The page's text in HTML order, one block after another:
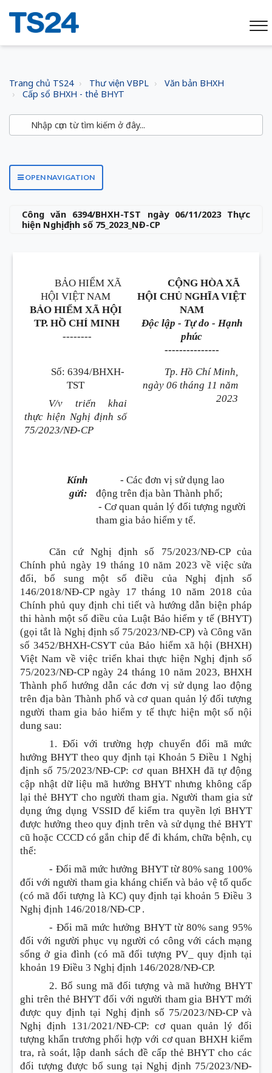
Trang chủ TS24 Thư viện VBPL
Văn bản BHXH
Cấp sổ BHXH - thẻ BHYT
OPEN NAVIGATION
Công văn 6394/BHXH-TST ngày 06/11/2023 Thực
hiện Nghị định số 75_2023_NĐ-CP
BẢO HIỂM XÃ
HỘI VIỆT NAM
BẢO HIỂM XÃ HỘI
TP. HỒ CHÍ MINH
--------
CỘNG HÒA XÃ
HỘI CHỦ NGHĨA VIỆT
NAM
Độc lập - Tự do - Hạnh
phúc
---------------
Số: 6394/BHXH-
TST
V/v triển khai
thực hiện Nghị định số
75/2023/NĐ-CP
Tp. Hồ Chí Minh,
ngày 06 tháng 11 năm
2023
Kính
gửi:
- Các đơn vị sử dụng lao
động trên địa bàn Thành phố;
- Cơ quan quản lý đối tượng người
tham gia bảo hiểm y tế.
Căn cứ Nghị định số 75/2023/NĐ-CP của
Chính phủ ngày 19 tháng 10 năm 2023 về việc sửa
đổi, bổ sung một số điều của Nghị định số
146/2018/NĐ-CP ngày 17 tháng 10 năm 2018 của
Chính phủ quy định chi tiết và hướng dẫn biện pháp
thi hành một số điều của Luật Bảo hiểm y tế (BHYT)
(gọi tắt là Nghị định số 75/2023/NĐ-CP) và Công văn
số 3452/BHXH-CSYT của Bảo hiểm xã hội (BHXH)
Việt Nam về việc triển khai thực hiện Nghị định số
75/2023/NĐ-CP ngày 24 tháng 10 năm 2023, BHXH
Thành phố hướng dẫn các đơn vị sử dụng lao động
trên địa bàn Thành phố và cơ quan quản lý đối tượng
người tham gia bảo hiểm y tế thực hiện một số nội
dung sau:
1. Đối với trường hợp chuyển đổi mã mức
hưởng BHYT theo quy định tại Khoản 5 Điều 1 Nghị
định số 75/2023/NĐ-CP: cơ quan BHXH đã tự động
cập nhật dữ liệu mã hưởng BHYT nhưng không cấp
lại thẻ BHYT cho người tham gia. Người tham gia sử
dụng ứng dụng VSSID để kiểm tra quyền lợi BHYT
được hưởng theo quy định trên và sử dụng thẻ BHYT
cũ hoặc CCCD có gắn chip để đi khám, chữa bệnh, cụ
thể:
- Đổi mã mức hưởng BHYT từ 80% sang 100%
đối với người tham gia kháng chiến và bảo vệ tổ quốc
(có mã đối tượng là KC) quy định tại khoản 5 Điều 3
Nghị định 146/2018/NĐ-CP .
- Đổi mã mức hưởng BHYT từ 80% sang 95%
đối với người phục vụ người có công với cách mạng
sống ở gia đình (có mã đối tượng PV_ quy định tại
khoản 19 Điều 3 Nghị định 146/2028/NĐ-CP.
2. Bổ sung mã đối tượng và mã hưởng BHYT
ghi trên thẻ BHYT đối với người tham gia BHYT mới
được quy định tại Nghị định số 75/2023/NĐ-CP và
Nghị định 131/2021/NĐ-CP: cơ quan quản lý đối
tượng khẩn trương phối hợp với cơ quan BHXH kiểm
tra, rà soát, lập danh sách đề cấp thẻ BHYT cho các
đối tượng được bổ sung tại Nghị định 75/2023/NĐ-